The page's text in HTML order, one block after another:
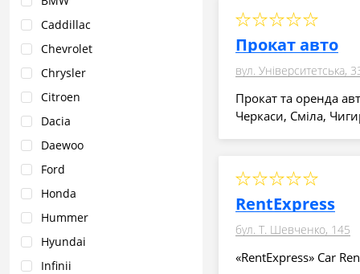
Caddillac
Chevrolet
Chrysler
Citroen
Dacia
Daewoo
Ford
Honda
Hummer
Hyundai
Infinii
Прокат авто
вул. Університетська,
Прокат та оренда
Черкаси, Сміла,
RentExpress
бул. Т. Шевченко, 145
«RentExpress» Car